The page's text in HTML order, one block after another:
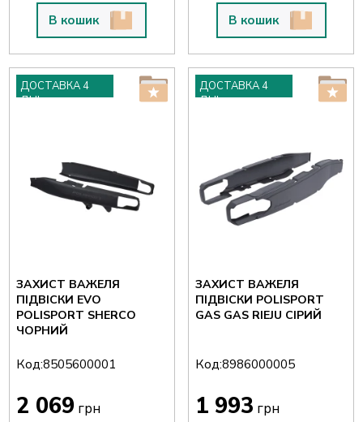
В кошик В кошик
ДОСТАВКА 4
ДНІ
ЗАХИСТ ВАЖЕЛЯ
ПІДВІСКИ EVO
POLISPORT SHERCO
ЧОРНИЙ
Код:8505600001
2 069грн
ДОСТАВКА 4
ДНІ
ЗАХИСТ ВАЖЕЛЯ
ПІДВІСКИ POLISPORT
GAS GAS RIEJU СІРИЙ
Код:8986000005
1 993 грн